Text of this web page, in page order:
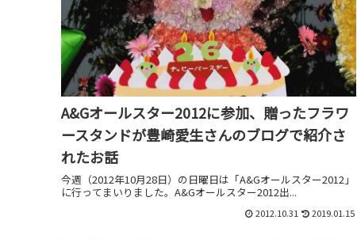
A&Gオールスター2012に参加、贈ったフラワ
ースタンドが豊崎愛生さんのブログで紹介さ
れたお話
今週（2012年10月28日）の日曜日は「A&Gオールスター2012」
に行ってまいりました。A&Gオールスター2012出...
2012.10.31 2019.01.15